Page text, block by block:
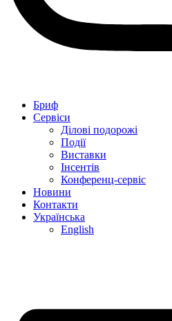
Бриф
Сервіси
Ділові подорожі
Події
Виставки
Інсентів
Конференц-сервіс
Новини
Контакти
Українська
English